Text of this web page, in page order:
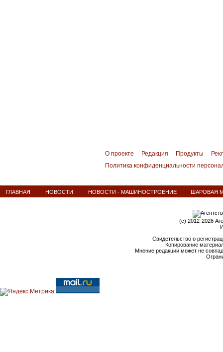
О проекте Редакция Продукты
Политика конфиденциальности
ГЛАВНАЯ НОВОСТИ НОВОСТИ - МАШИНОСТРОЕНИЕ ШАРОВАЯ
(c) 2012-2026
Свидетельство о
Копирование
Мнение редакции может не